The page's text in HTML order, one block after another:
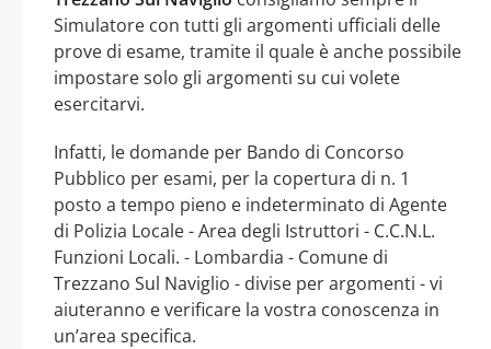
Simulatore con tutti gli argomenti ufficiali delle
prove di esame, tramite il quale è anche possibile
impostare solo gli argomenti su cui volete
esercitarvi.
Infatti, le domande per Bando di Concorso
Pubblico per esami, per la copertura di n. 1
posto a tempo pieno e indeterminato di Agente
di Polizia Locale - Area degli Istruttori - C.C.N.L.
Funzioni Locali. - Lombardia - Comune di
Trezzano Sul Naviglio - divise per argomenti - vi
aiuteranno e verificare la vostra conoscenza in
un’area specifica.